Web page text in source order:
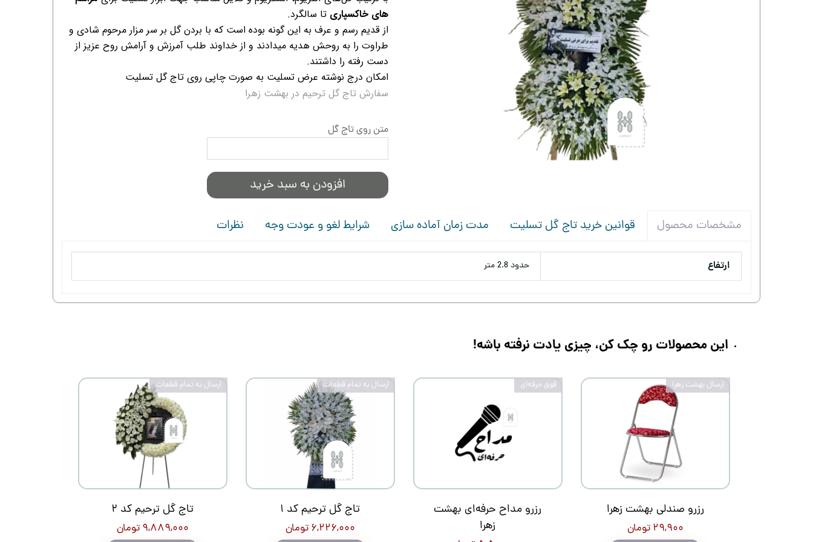
های خاکسپاری تا سالگرد.
از قدیم رسم و عرف به این گونه بوده است که با بردن گل بر سر مزار مرحوم شادی و
طراوت را به روحش هدیه میدادند و از خداوند طلب آمرزش و آرامش روح عزیز از
دست رفته را داشتند.
امکان درج نوشته عرض تسلیت به صورت چاپی روی تاج گل تسلیت
سفارش تاج گل ترحیم در بهشت زهرا
متن روی تاج گل
افزودن به سبد خرید
مشخصات محصول قوانین خرید تاج گل تسلیت مدت زمان آماده سازی شرایط لغو و عودت وجه نظرات
ارتفاع حدود 2.8 متر
رزرو صندلی بهشت زهرا
۲۹,۹۰۰ تومان
ارسال بهشت زهرا
رزرو مداح حرفه‌ای بهشت
زهرا
فوق حرفه‌ای
تاج گل ترحیم کد 1
۶,۲۲۶,۰۰۰ تومان
ارسال به تمام قطعات
تاج گل ترحیم کد 2
۹,۸۸۹,۰۰۰ تومان
ارسال به تمام قطعات
این محصولات رو چک کن، چیزی یادت نرفته باشه!